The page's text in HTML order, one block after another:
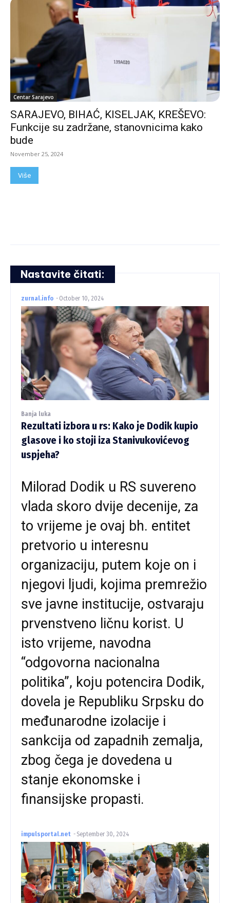
Centar Sarajevo
SARAJEVO, BIHAĆ, KISELJAK, KREŠEVO:
Funkcije su zadržane, stanovnicima kako
bude
November 25, 2024
Više
Nastavite čitati:
zurnal.info - October 10, 2024
Banja luka
Rezultati izbora u rs: Kako je Dodik kupio
glasove i ko stoji iza Stanivukovićevog
uspjeha?
Milorad Dodik u RS suvereno
vlada skoro dvije decenije, za
to vrijeme je ovaj bh. entitet
pretvorio u interesnu
organizaciju, putem koje on i
njegovi ljudi, kojima premrežio
sve javne institucije, ostvaraju
prvenstveno ličnu korist. U
isto vrijeme, navodna
“odgovorna nacionalna
politika”, koju potencira Dodik,
dovela je Republiku Srpsku do
međunarodne izolacije i
sankcija od zapadnih zemalja,
zbog čega je dovedena u
stanje ekonomske i
finansijske propasti.
impulsportal.net - September 30, 2024